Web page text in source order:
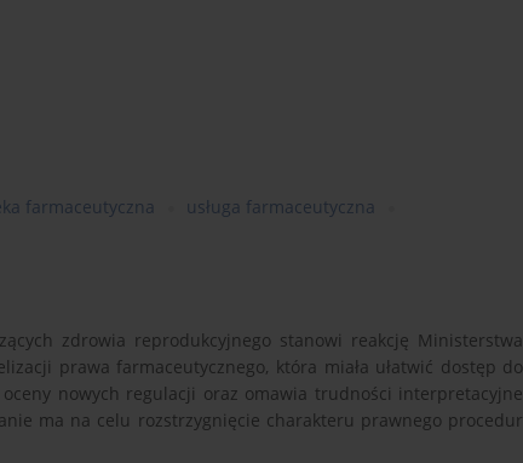
farmaceutyczna
usługa farmaceutyczna
zdrowia reprodukcyjnego stanowi reakcję Ministerstwa
prawa farmaceutycznego, która miała ułatwić dostęp do
nowych regulacji oraz omawia trudności interpretacyjne
ma na celu rozstrzygnięcie charakteru prawnego procedur